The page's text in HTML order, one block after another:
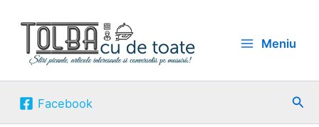
content
Meniu
Facebook